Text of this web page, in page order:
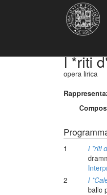
I *riti
opera lirica
1
I *riti
2
I
ballo